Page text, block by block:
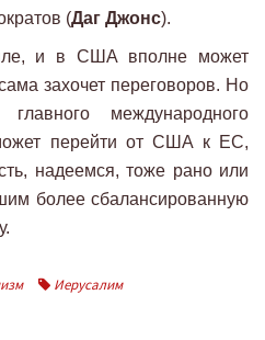
(Даг Джонс).
и в США вполне может
захочет переговоров. Но
международного
перейти от США к ЕС,
надеемся, тоже рано или
более сбалансированную
Иерусалим